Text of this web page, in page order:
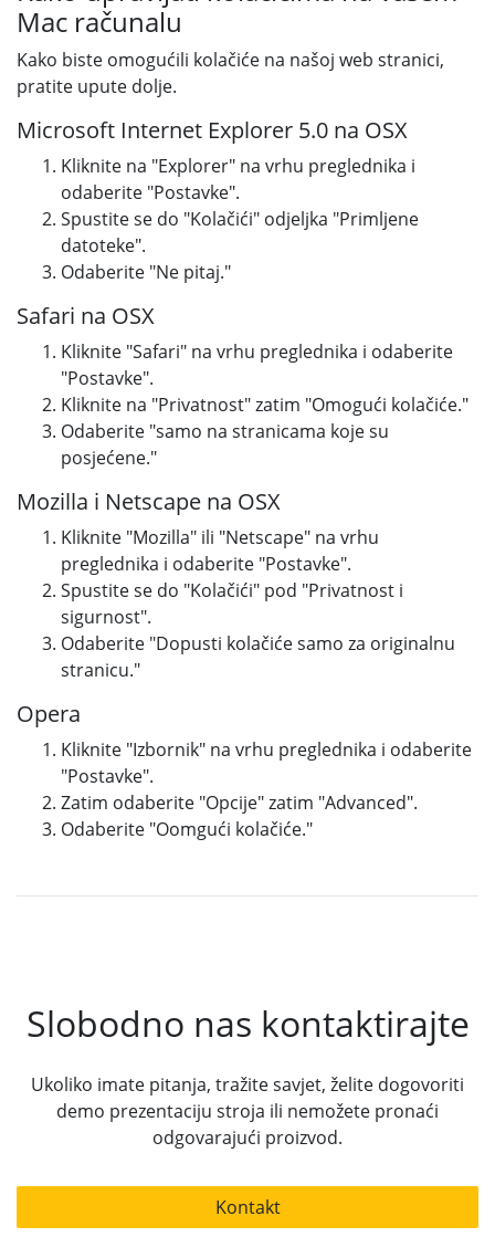
Mac računalu
Kako biste omogućili kolačiće na našoj web stranici,
pratite upute dolje.
Microsoft Internet Explorer 5.0 na OSX
Kliknite na "Explorer" na vrhu preglednika i
odaberite "Postavke".
Spustite se do "Kolačići" odjeljka "Primljene
datoteke".
Odaberite "Ne pitaj."
Safari na OSX
Kliknite "Safari" na vrhu preglednika i odaberite
"Postavke".
Kliknite na "Privatnost" zatim "Omogući kolačiće."
Odaberite "samo na stranicama koje su
posjećene."
Mozilla i Netscape na OSX
Kliknite "Mozilla" ili "Netscape" na vrhu
preglednika i odaberite "Postavke".
Spustite se do "Kolačići" pod "Privatnost i
sigurnost".
Odaberite "Dopusti kolačiće samo za originalnu
stranicu."
Opera
Kliknite "Izbornik" na vrhu preglednika i odaberite
"Postavke".
Zatim odaberite "Opcije" zatim "Advanced".
Odaberite "Oomgući kolačiće."
Slobodno nas kontaktirajte
Ukoliko imate pitanja, tražite savjet, želite dogovoriti
demo prezentaciju stroja ili nemožete pronaći
odgovarajući proizvod.
Kontakt